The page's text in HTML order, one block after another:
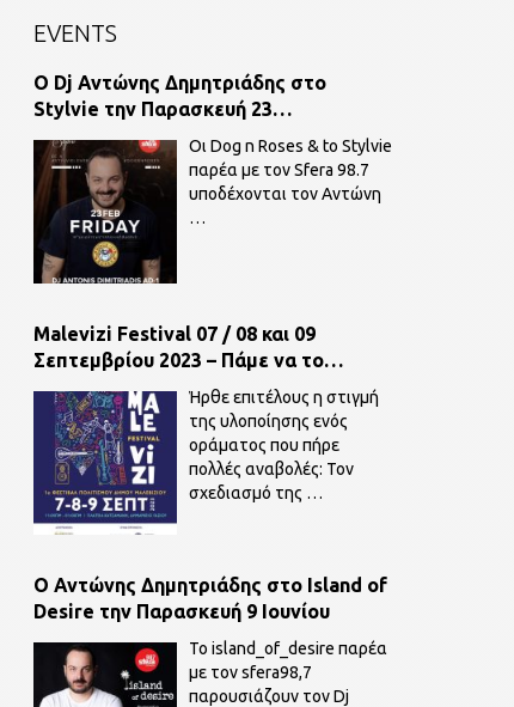
EVENTS
O Dj Αντώνης Δημητριάδης στο
Stylvie την Παρασκευή 23
Φεβρουαρίου παρέα με τον Sfera 98,7.
Οι Dog n Roses & to Stylvie
παρέα με τον Sfera 98.7
υποδέχονται τον Αντώνη
…
Malevizi Festival 07 / 08 και 09
Σεπτεμβρίου 2023 – Πάμε να το
ζήσουμε!
Ήρθε επιτέλους η στιγμή
της υλοποίησης ενός
οράματος που πήρε
πολλές αναβολές: Τον
σχεδιασμό της …
O Αντώνης Δημητριάδης στο Island of
Desire την Παρασκευή 9 Ιουνίου
To island_of_desire παρέα
με τον sfera98,7
παρουσιάζουν τον Dj